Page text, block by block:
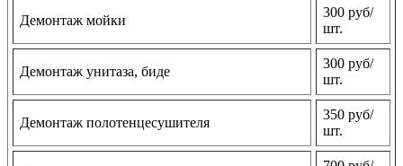
Демонтаж мойки
300 руб/
шт.
Демонтаж унитаза, биде
300 руб/
шт.
Демонтаж полотенцесушителя
350 руб/
шт.